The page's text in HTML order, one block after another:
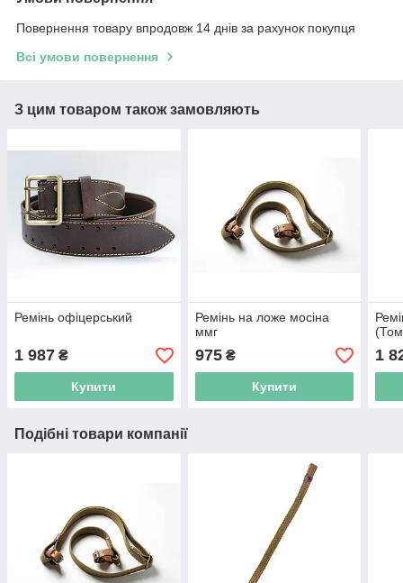
Повернення товару впродовж 14 днів за рахунок покупця
Всі умови повернення
З цим товаром також замовляють
Ремінь офіцерський
1 987 ₴
Купити
Ремінь на ложе мосіна
ммг
975₴
Купити
1
Подібні товари компанії